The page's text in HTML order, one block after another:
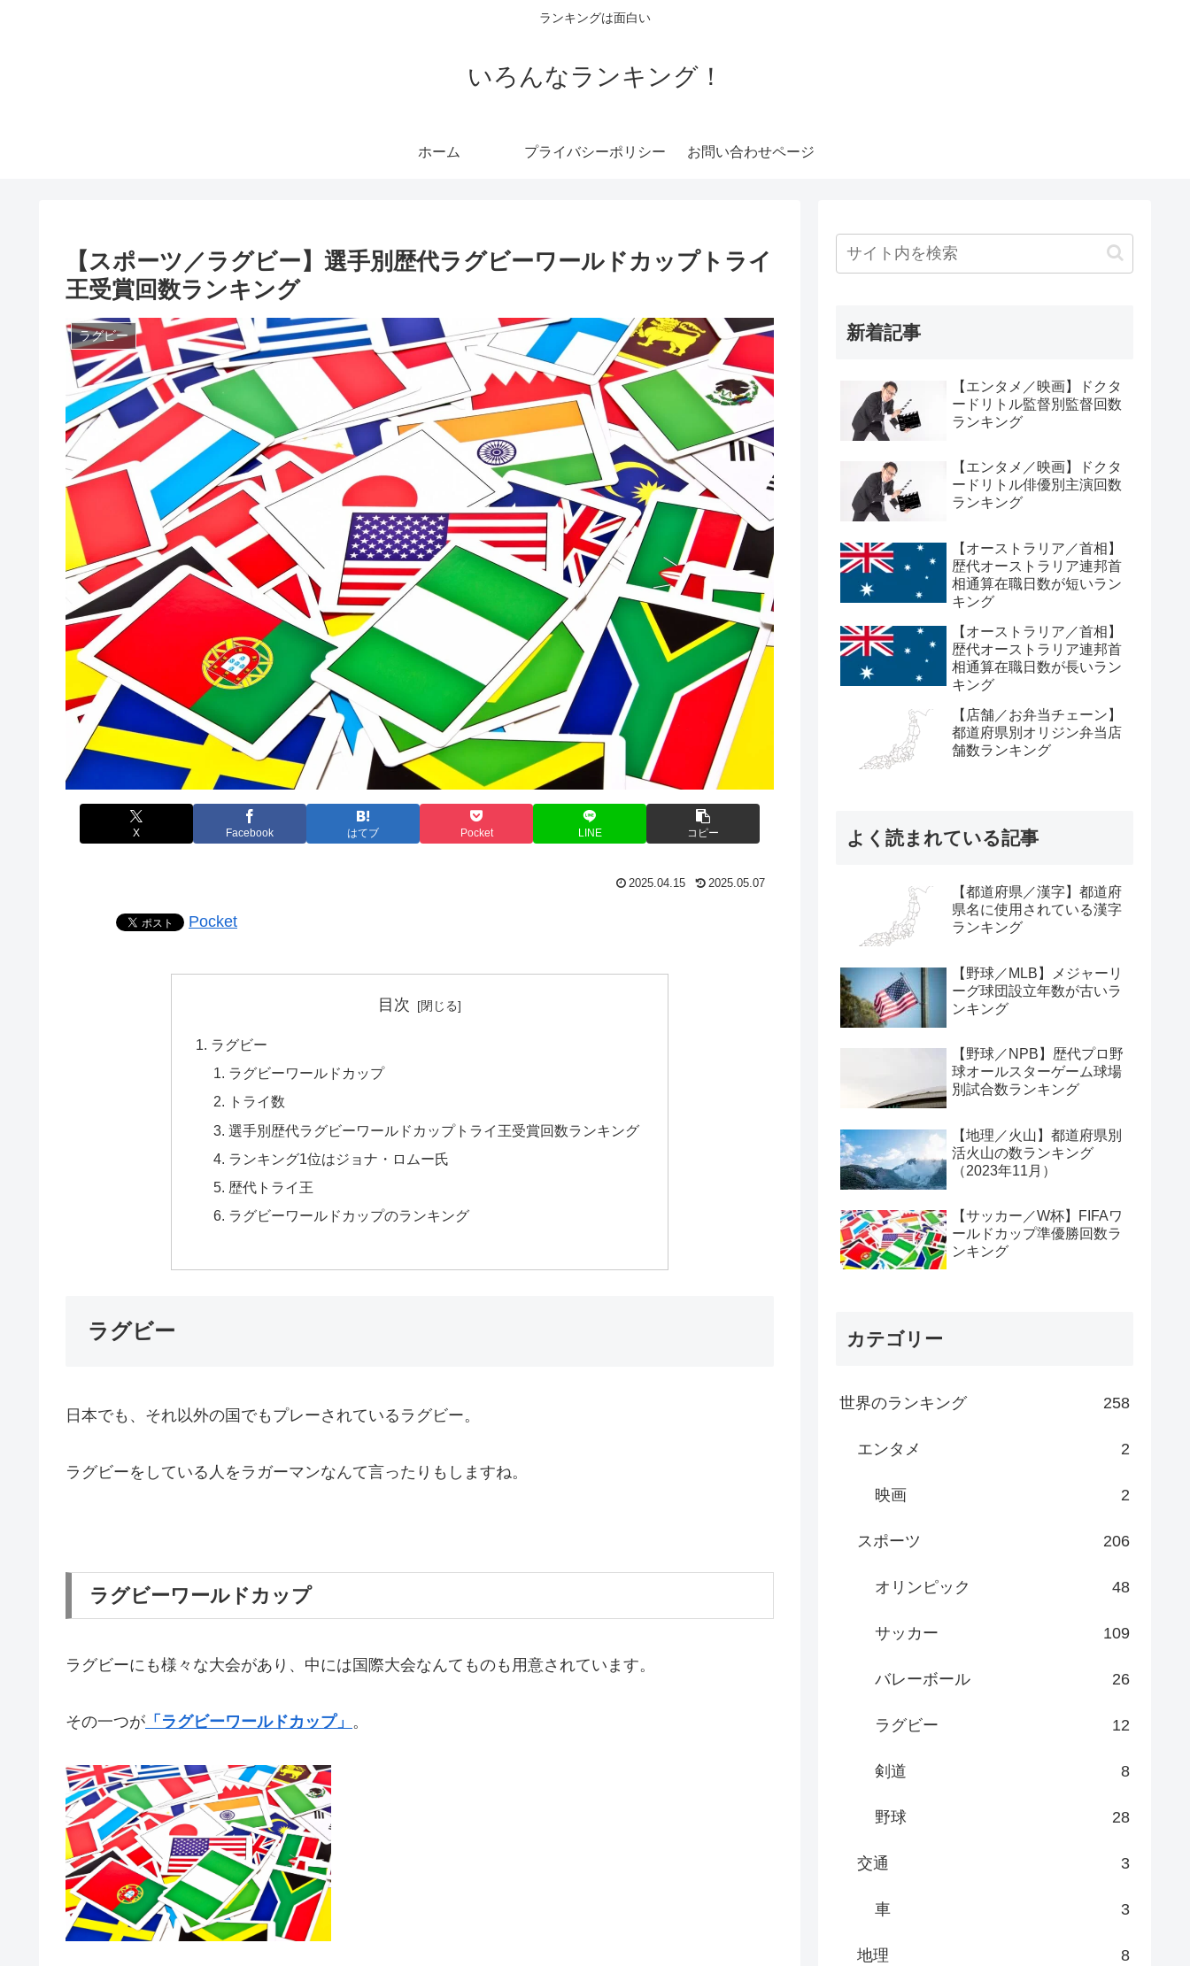
ランキングは面白い
いろんなランキング！
ホーム プライバシーポリシー お問い合わせページ
【スポーツ／ラグビー】選手別歴代ラグビーワールドカップトライ
王受賞回数ランキング
ラグビー
X Facebook はてブ Pocket LINE コピー
2025.04.15 2025.05.07
Pocket
目次
ラグビー
ラグビーワールドカップ
トライ数
選手別歴代ラグビーワールドカップトライ王受賞回数ランキング
ランキング1位はジョナ・ロムー氏
歴代トライ王
ラグビーワールドカップのランキング
ラグビー
日本でも、それ以外の国でもプレーされているラグビー。
ラグビーをしている人をラガーマンなんて言ったりもしますね。
ラグビーワールドカップ
ラグビーにも様々な大会があり、中には国際大会なんてものも用意されています。
その一つが 「ラグビーワールドカップ」 。
新着記事
【エンタメ／映画】ドクタ
ードリトル監督別監督回数
ランキング
【エンタメ／映画】ドクタ
ードリトル俳優別主演回数
ランキング
【オーストラリア／首相】
歴代オーストラリア連邦首
相通算在職日数が短いラン
キング
【オーストラリア／首相】
歴代オーストラリア連邦首
相通算在職日数が長いラン
キング
【店舗／お弁当チェーン】
都道府県別オリジン弁当店
舗数ランキング
よく読まれている記事
【都道府県／漢字】都道府
県名に使用されている漢字
ランキング
【野球／MLB】メジャーリ
ーグ球団設立年数が古いラ
ンキング
【野球／NPB】歴代プロ野
球オールスターゲーム球場
別試合数ランキング
【地理／火山】都道府県別
活火山の数ランキング
（2023年11月）
【サッカー／W杯】FIFAワ
ールドカップ準優勝回数ラ
ンキング
カテゴリー
世界のランキング 258
エンタメ 2
映画 2
スポーツ 206
オリンピック 48
サッカー 109
バレーボール 26
ラグビー 12
剣道 8
野球 28
交通 3
車 3
地理 8